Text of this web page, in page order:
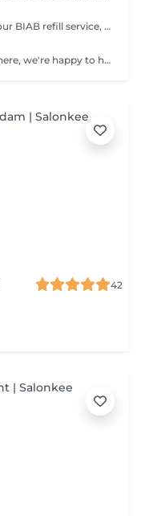
Keep your nails looking flawless with our BIAB refill service, designed specifically for returning clients. This treatment includes nail reshaping and the application of BIAB to fill in new growth, maintaining both the strength and natural appearance of your nails. Optional gel polish can be added for a polished, personalized finish. It's the perfect way to keep your BIAB nails in top condition. For optimal nail health, we recommend scheduling your refill within 3.5 weeks.
If you've had BIAB nails applied elsewhere, we're happy to help maintain and refresh them. This refill service includes nail reshaping and applying BIAB to fill in new growth, ensuring your nails stay strong and natural-looking. Optional gel polish can be added for a personalized finish. A great way to extend the life of your BIAB nailsno matter where they were originally done. For best results and healthy nails, BIAB refills should be done within 3.5 weeks.
42